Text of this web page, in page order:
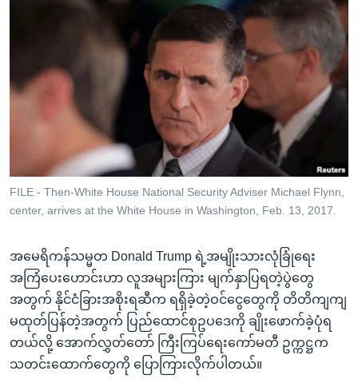
အ
ကျော်
ကြည့်
ရန်
ရန်
နေရာ
သို့
ကျော်
ရန်
အမေရိကန်သုံးအီဒီယံ
မကြေးမုံရဲ့ အင်္ဂလိပ်စာ
သုတပဒေသာ အင်္ဂလိပ်စာ
အပတ်စဉ်ကဏ္ဍများ
ရေဒီယိုနှင့်ရုပ်သံ အချက်အလက်များ
Learning English
ဗွီအိုအေ လူမှုကွန်ယက်များ
FILE - Then-White House National Security Adviser Michael Flynn,
center, arrives at the White House in Washington, Feb. 13, 2017.
အမေရိကန်သမ္မတ Donald Trump ရဲ့အမျိုးသားလုံခြုံရေး
အကြံပေးဟောင်းဟာ လူအများကြား မျက်နှာပြရတဲ့ပွဲတွေ
အတွက် နိုင်ငံခြားအစိုးရဆီက ရရှိခဲ့တဲ့ဝင်ငွေတွေကို တိတိကျကျ
မထုတ်ပြန်တဲ့အတွက် ပြည်ထောင်စုဥပဒေကို ချိုးဖောက်ခဲ့ပုံရ
တယ်လို့ အောက်လွှတ်တော် ကြီးကြပ်ရေးကော်မတီ ဥက္ကဋ္ဌက
သတင်းထောက်တွေကို ပြောကြားလိုက်ပါတယ်။